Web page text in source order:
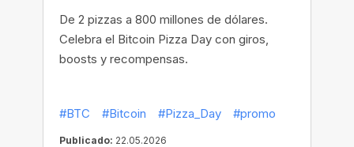
De 2 pizzas a 800 millones de dólares.
Celebra el Bitcoin Pizza Day con giros,
boosts y recompensas.
#BTC #Bitcoin #Pizza_Day #promo
Publicado: 22.05.2026